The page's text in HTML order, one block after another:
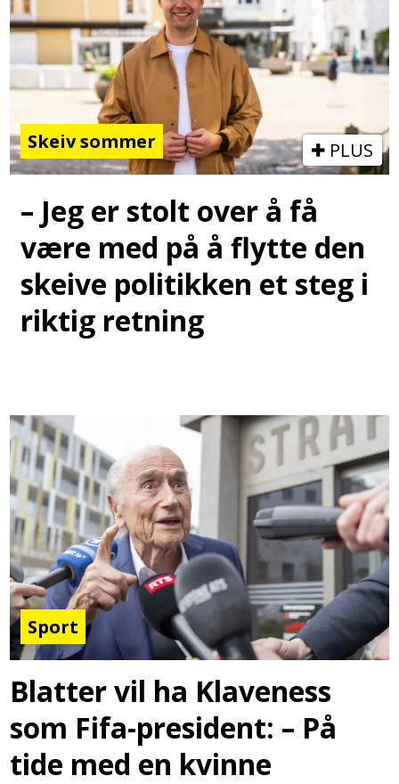
Skeiv sommer PLUS
– Jeg er stolt over å få
være med på å flytte den
skeive politikken et steg i
riktig retning
Sport
Blatter vil ha Klaveness
som Fifa-president: – På
tide med en kvinne